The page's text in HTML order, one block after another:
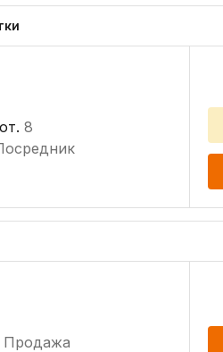
8
Продажа